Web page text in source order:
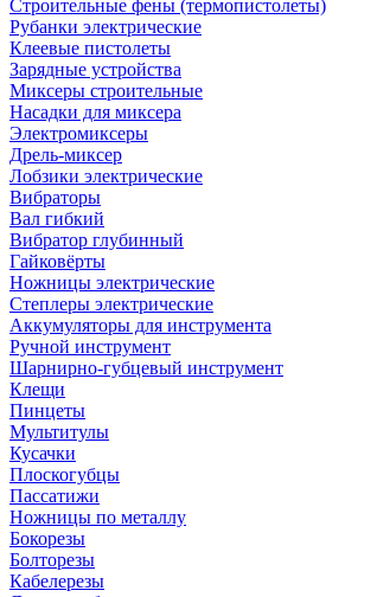
Строительные фены (термопистолеты)
Рубанки электрические
Клеевые пистолеты
Зарядные устройства
Миксеры строительные
Насадки для миксера
Электромиксеры
Дрель-миксер
Лобзики электрические
Вибраторы
Вал гибкий
Вибратор глубинный
Гайковёрты
Ножницы электрические
Степлеры электрические
Аккумуляторы для инструмента
Ручной инструмент
Шарнирно-губцевый инструмент
Клещи
Пинцеты
Мультитулы
Кусачки
Плоскогубцы
Пассатижи
Ножницы по металлу
Бокорезы
Болторезы
Кабелерезы